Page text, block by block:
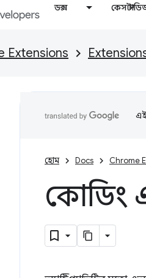
ডক্স কেস
Extensions
এই
হোম Docs Chrome
কোডিং